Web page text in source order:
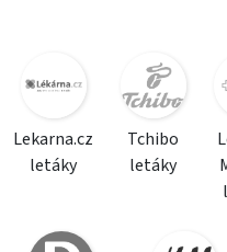
Lekarna.cz
letáky
Tchibo
letáky